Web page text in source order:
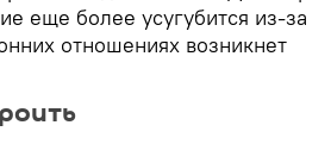
еще более усугубится из-за
отношениях возникнет